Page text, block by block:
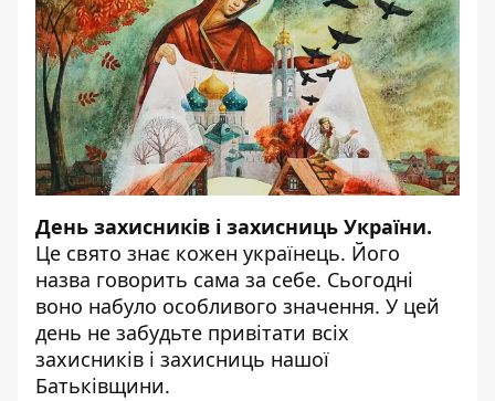
День захисників і захисниць України.
Це свято знає кожен українець. Його
назва говорить сама за себе. Сьогодні
воно набуло особливого значення. У цей
день не забудьте привітати всіх
захисників і захисниць нашої
Батьківщини.